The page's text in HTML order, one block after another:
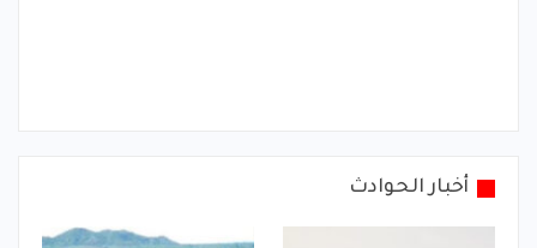
أخبار الحوادث